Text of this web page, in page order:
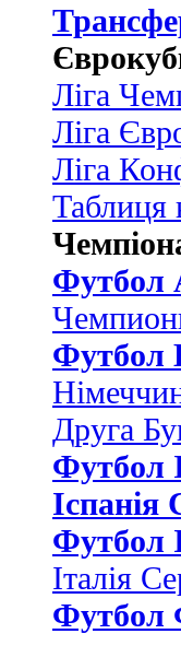
Ліга
Ліга
Ліга
Таблиця
Футбол
Футбол
Друга
Футбол
Іспанія
Футбол
Італія
Футбол